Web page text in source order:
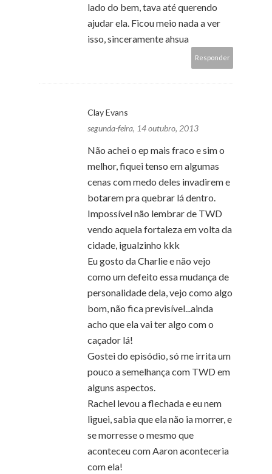
lado do bem, tava até querendo
ajudar ela. Ficou meio nada a ver
isso, sinceramente ahsua
Responder
Clay Evans
segunda-feira, 14 outubro, 2013
Não achei o ep mais fraco e sim o
melhor, fiquei tenso em algumas
cenas com medo deles invadirem e
botarem pra quebrar lá dentro.
Impossível não lembrar de TWD
vendo aquela fortaleza em volta da
cidade, igualzinho kkk
Eu gosto da Charlie e não vejo
como um defeito essa mudança de
personalidade dela, vejo como algo
bom, não fica previsível...ainda
acho que ela vai ter algo com o
caçador lá!
Gostei do episódio, só me irrita um
pouco a semelhança com TWD em
alguns aspectos.
Rachel levou a flechada e eu nem
liguei, sabia que ela não ia morrer, e
se morresse o mesmo que
aconteceu com Aaron aconteceria
com ela!